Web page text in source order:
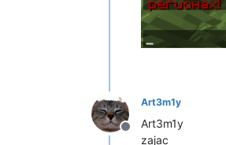
Не в сети
Art3m1y
Art3m1y
zajac